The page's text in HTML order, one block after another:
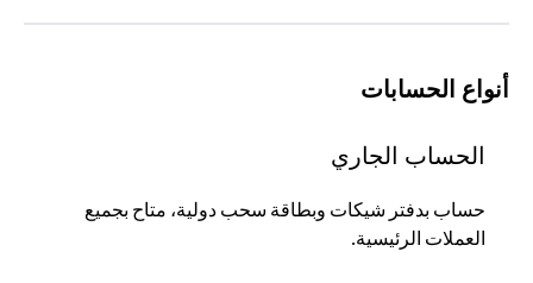
أنواع الحسابات
الحساب الجاري
حساب بدفتر شيكات وبطاقة سحب دولية، متاح بجميع
العملات الرئيسية.